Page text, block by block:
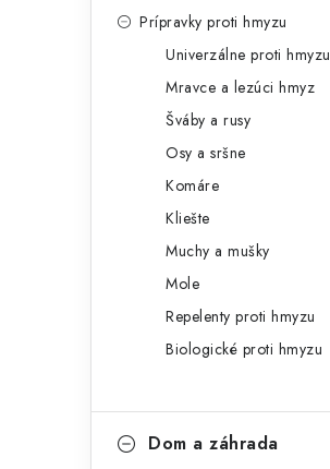
Prípravky proti hmyzu
Univerzálne proti hmyzu
Mravce a lezúci hmyz
Šváby a rusy
Osy a sršne
Komáre
Kliešte
Muchy a mušky
Mole
Repelenty proti hmyzu
Biologické proti hmyzu
Dom a záhrada